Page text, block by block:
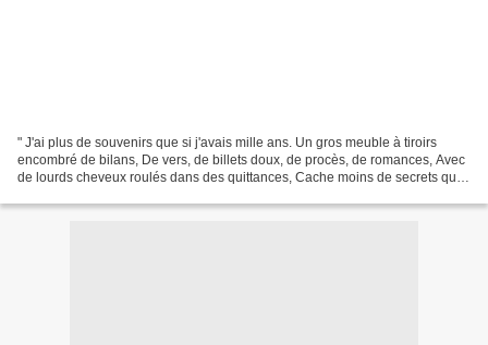
" J'ai plus de souvenirs que si j'avais mille ans. Un gros meuble à tiroirs
encombré de bilans, De vers, de billets doux, de procès, de romances, Avec
de lourds cheveux roulés dans des quittances, Cache moins de secrets que